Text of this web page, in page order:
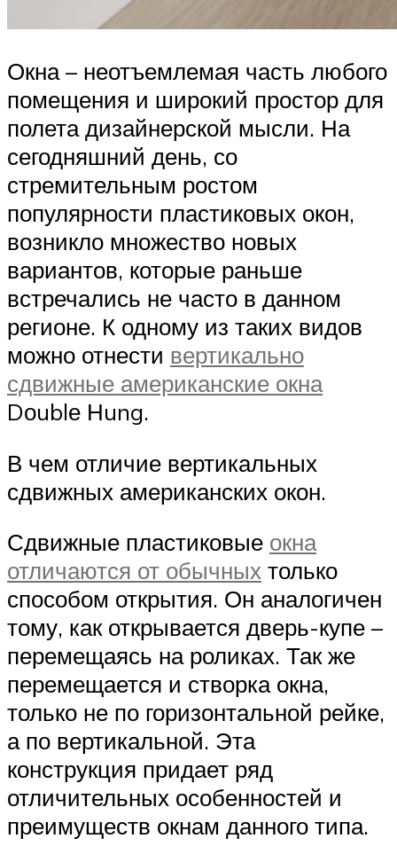
Окна – неотъемлемая часть любого
помещения и широкий простор для
полета дизайнерской мысли. На
сегодняшний день, со
стремительным ростом
популярности пластиковых окон,
возникло множество новых
вариантов, которые раньше
встречались не часто в данном
регионе. К одному из таких видов
можно отнести вертикально
сдвижные американские окна
Dоublе Нung.
В чем отличие вертикальных
сдвижных американских окон.
Сдвижные пластиковые окна
отличаются от обычных только
способом открытия. Он аналогичен
тому, как открывается дверь-купе –
перемещаясь на роликах. Так же
перемещается и створка окна,
только не по горизонтальной рейке,
а по вертикальной. Эта
конструкция придает ряд
отличительных особенностей и
преимуществ окнам данного типа.